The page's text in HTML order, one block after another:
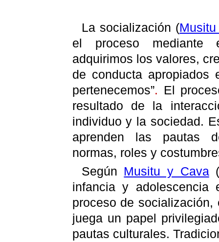
La socialización (
el proceso
adquirimos los valores,
de conducta
pertenecemos”. El
resultado de
la
individuo y la sociedad.
aprenden las pautas
normas, roles y
Según Musitu y Cava
infancia y adolescencia
proceso de
juega un papel
pautas culturales.